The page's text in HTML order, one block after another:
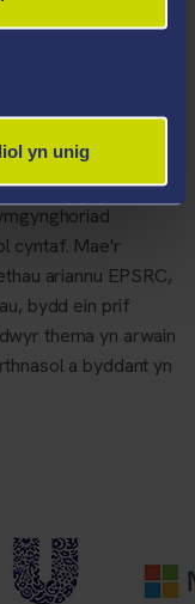
yn unig
effaith o'r radd
cynaliadwy.
cyntaf. Mae'r
ariannu EPSRC,
bydd ein prif
thema yn arwain
a byddant yn